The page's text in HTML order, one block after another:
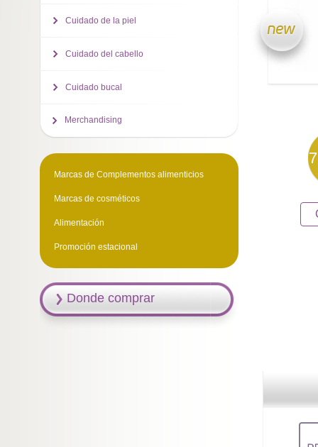
Cuidado de la piel
Cuidado del cabello
Cuidado bucal
Merchandising
Marcas de Complementos alimenticios
Marcas de cosméticos
Alimentación
Promoción estacional
Donde comprar